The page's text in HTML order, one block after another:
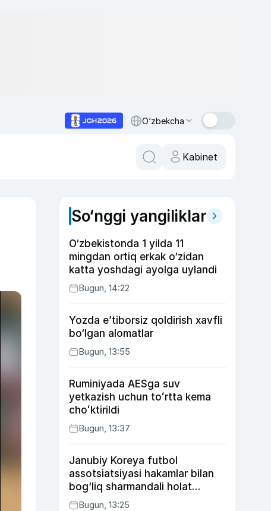
O‘zbekcha
Kabinet
So‘nggi yangiliklar
O‘zbekistonda 1 yilda 11
mingdan ortiq erkak o‘zidan
katta yoshdagi ayolga uylandi
Bugun, 14:22
Yozda e’tiborsiz qoldirish xavfli
bo‘lgan alomatlar
Bugun, 13:55
Ruminiyada AESga suv
yetkazish uchun toʻrtta kema
choʻktirildi
Bugun, 13:37
Janubiy Koreya futbol
assotsiatsiyasi hakamlar bilan
bog‘liq sharmandali holat
bo‘yicha bayonot berdi
Bugun, 13:25